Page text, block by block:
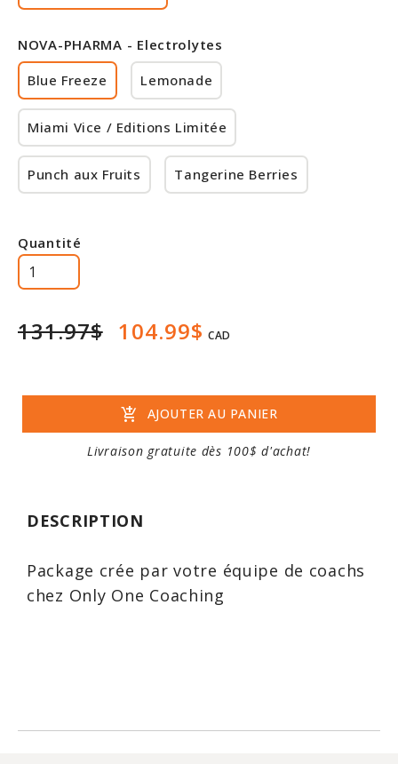
NOVA-PHARMA - Electrolytes
Blue Freeze
Lemonade
Miami Vice / Editions Limitée
Punch aux Fruits Tangerine Berries
Quantité
131.97$ 104.99$ CAD
add_shopping_cart AJOUTER AU PANIER
Livraison gratuite dès 100$ d'achat!
DESCRIPTION
Package crée par votre équipe de coachs
chez Only One Coaching